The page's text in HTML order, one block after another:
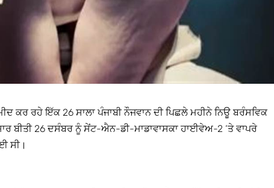
ਕਰ ਰਹੇ ਇੱਕ 26 ਸਾਲਾ ਪੰਜਾਬੀ ਨੌਜਵਾਨ ਦੀ ਪਿਛਲੇ ਮਹੀਨੇ ਨਿਊ ਬਰੰਸਵਿਕ
ਬੀਤੀ 26 ਦਸੰਬਰ ਨੂੰ ਸੇਂਟ-ਐਨ-ਡੀ-ਮਾਡਾਵਾਸਕਾ ਹਾਈਵੇਅ-2 ‘ਤੇ ਵਾਪਰੇ
ਸੀ।